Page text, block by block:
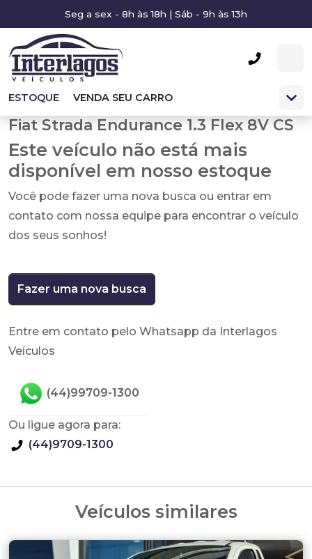
Seg a sex - 8h às 18h | Sáb - 9h às 13h
ESTOQUE VENDA SEU CARRO
Fiat Strada Endurance 1.3 Flex 8V CS
Este veículo não está mais
disponível em nosso estoque
Você pode fazer uma nova busca ou entrar em
contato com nossa equipe para encontrar o veículo
dos seus sonhos!
Fazer uma nova busca
Entre em contato pelo Whatsapp da Interlagos
Veículos
(44)99709-1300
Ou ligue agora para:
(44)9709-1300
Veículos similares